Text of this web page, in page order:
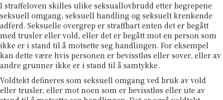
I straffeloven skilles ulike seksuallovbrudd etter begrepene
seksuell omgang, seksuell handling og seksuelt krenkende
adferd. Seksuelle overgrep er straffbart enten det er begått
med trusler eller vold, eller det er begått mot en person som
ikke er i stand til å motsette seg handlingen. For eksempel
kan dette være hvis personen er bevisstløs eller sover, eller av
andre grunner ikke er i stand til å samtykke.
Voldtekt defineres som seksuell omgang ved bruk av vold
eller trusler, eller mot noen som er bevisstløs eller ute av